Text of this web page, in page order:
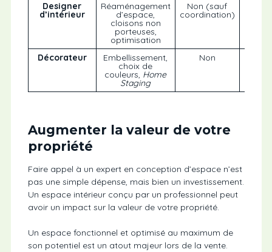
Designer
d’intérieur
Réaménagement
d’espace,
cloisons non
porteuses,
optimisation
Non (sauf
coordination)
Décorateur Embellissement,
choix de
couleurs, Home
Staging
Non
Augmenter la valeur de votre
propriété
Faire appel à un expert en conception d’espace n’est
pas une simple dépense, mais bien un investissement.
Un espace intérieur conçu par un professionnel peut
avoir un impact sur la valeur de votre propriété.
Un espace fonctionnel et optimisé au maximum de
son potentiel est un atout majeur lors de la vente.